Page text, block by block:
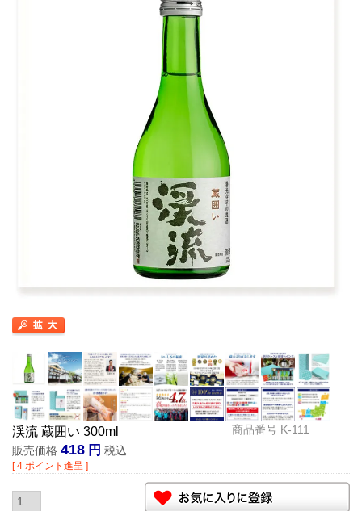
渓流 蔵囲い 300ml 商品番号 K-111
販売価格 418 税込
[ 4 ポイント進呈 ]